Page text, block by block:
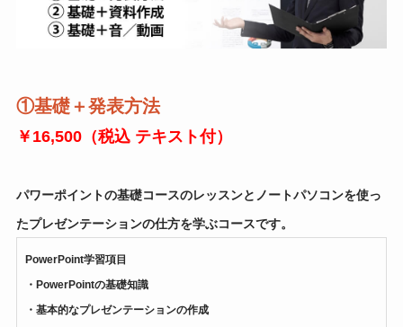
①基礎＋発表方法
￥16,500（税込 テキスト付）
パワーポイントの基礎コースのレッスンとノートパソコンを使っ
たプレゼンテーションの仕方を学ぶコースです。
PowerPoint学習項目
・PowerPointの基礎知識
・基本的なプレゼンテーションの作成